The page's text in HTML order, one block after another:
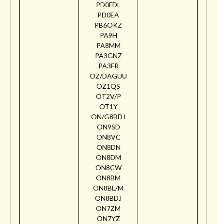
PD0FDL
PD0EA
PB6OKZ
PA9H
PA8MM
PA3GNZ
PA3FR
OZ/DAGUU
OZ1QS
OT2V/P
OT1Y
ON/G8BDJ
ON9SD
ON8VC
ON8DN
ON8DM
ON8CW
ON8BM
ON8BL/M
ON8BDJ
ON7ZM
ON7YZ